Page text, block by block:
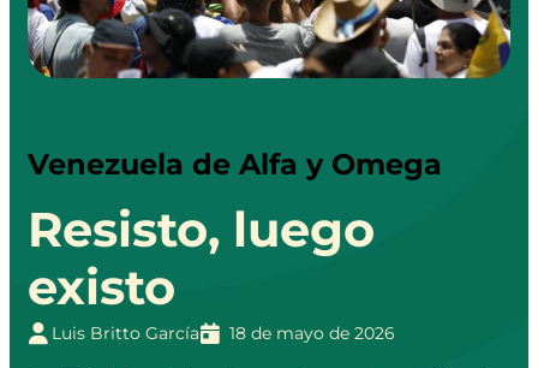
Venezuela de Alfa y Omega
Resisto, luego
existo
Luis Britto García 18 de mayo de 2026